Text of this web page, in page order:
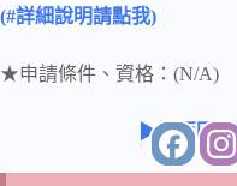
(#詳細說明請點我)
★申請條件、資格：(N/A)
▶▶返回